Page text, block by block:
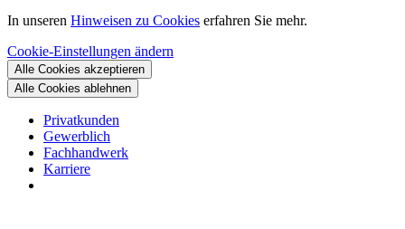
In unseren Hinweisen zu Cookies erfahren Sie mehr.
Cookie-Einstellungen ändern
Alle Cookies akzeptieren
Alle Cookies ablehnen
Privatkunden
Gewerblich
Fachhandwerk
Karriere